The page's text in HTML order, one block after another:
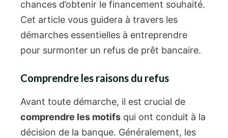
chances d’obtenir le financement souhaité.
Cet article vous guidera à travers les
démarches essentielles à entreprendre
pour surmonter un refus de prêt bancaire.
Comprendre les raisons du refus
Avant toute démarche, il est crucial de
comprendre les motifs qui ont conduit à la
décision de la banque. Généralement, les